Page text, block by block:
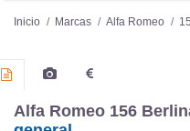
Inicio Marcas Alfa Romeo
Alfa Romeo 156